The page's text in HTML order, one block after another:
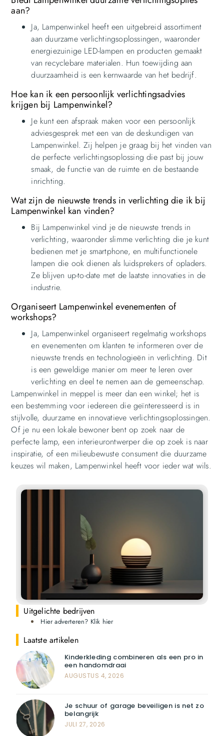
aan?
Ja, Lampenwinkel heeft een uitgebreid assortiment
aan duurzame verlichtingsoplossingen, waaronder
energiezuinige LED-lampen en producten gemaakt
van recyclebare materialen. Hun toewijding aan
duurzaamheid is een kernwaarde van het bedrijf.
Hoe kan ik een persoonlijk verlichtingsadvies
krijgen bij Lampenwinkel?
Je kunt een afspraak maken voor een persoonlijk
adviesgesprek met een van de deskundigen van
Lampenwinkel. Zij helpen je graag bij het vinden van
de perfecte verlichtingsoplossing die past bij jouw
smaak, de functie van de ruimte en de bestaande
inrichting.
Wat zijn de nieuwste trends in verlichting die ik bij
Lampenwinkel kan vinden?
Bij Lampenwinkel vind je de nieuwste trends in
verlichting, waaronder slimme verlichting die je kunt
bedienen met je smartphone, en multifunctionele
lampen die ook dienen als luidsprekers of opladers.
Ze blijven up-to-date met de laatste innovaties in de
industrie.
Organiseert Lampenwinkel evenementen of
workshops?
Ja, Lampenwinkel organiseert regelmatig workshops
en evenementen om klanten te informeren over de
nieuwste trends en technologieën in verlichting. Dit
is een geweldige manier om meer te leren over
verlichting en deel te nemen aan de gemeenschap.
Lampenwinkel in meppel is meer dan een winkel; het is
een bestemming voor iedereen die geïnteresseerd is in
stijlvolle, duurzame en innovatieve verlichtingsoplossingen.
Of je nu een lokale bewoner bent op zoek naar de
perfecte lamp, een interieurontwerper die op zoek is naar
inspiratie, of een milieubewuste consument die duurzame
keuzes wil maken, Lampenwinkel heeft voor ieder wat wils.
Uitgelichte bedrijven
Hier adverteren? Klik hier
Laatste artikelen
Kinderkleding combineren als een pro in
een handomdraai
AUGUSTUS 4, 2026
Je schuur of garage beveiligen is net zo
belangrijk
JULI 27, 2026